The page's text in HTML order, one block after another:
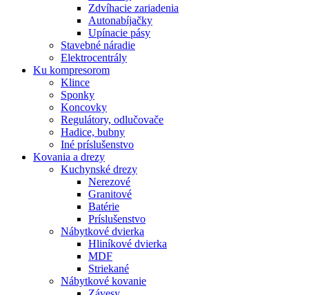
Zdvíhacie zariadenia
Autonabíjačky
Upínacie pásy
Stavebné náradie
Elektrocentrály
Ku kompresorom
Klince
Sponky
Koncovky
Regulátory, odlučovače
Hadice, bubny
Iné príslušenstvo
Kovania a drezy
Kuchynské drezy
Nerezové
Granitové
Batérie
Príslušenstvo
Nábytkové dvierka
Hliníkové dvierka
MDF
Striekané
Nábytkové kovanie